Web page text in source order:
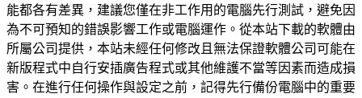
能都各有差異，建議您僅在非工作用的電腦先行測試，避免因
為不可預知的錯誤影響工作或電腦運作。從本站下載的軟體由
所屬公司提供，本站未經任何修改且無法保證軟體公司可能在
新版程式中自行安插廣告程式或其他維護不當等因素而造成損
害。在進行任何操作與設定之前，記得先行備份電腦中的重要